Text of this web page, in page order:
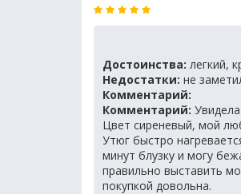
Достоинства: легкий,
Недостатки: не
Комментарий:
Комментарий:
Цвет сиреневый, мой
Утюг быстро
минут блузку и могу
правильно выставить
покупкой довольна.